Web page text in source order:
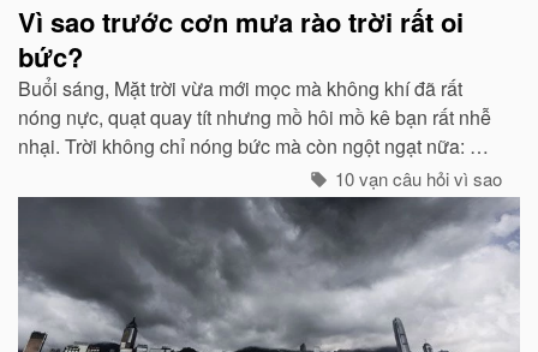
Vì sao trước cơn mưa rào trời rất oi
bức?
Buổi sáng, Mặt trời vừa mới mọc mà không khí đã rất
nóng nực, quạt quay tít nhưng mồ hôi mồ kê bạn rất nhễ
nhại. Trời không chỉ nóng bức mà còn ngột ngạt nữa: Đó
chính là dấu hiệu bắt đẩu của một cơn mưa rào...
10 vạn câu hỏi vì sao